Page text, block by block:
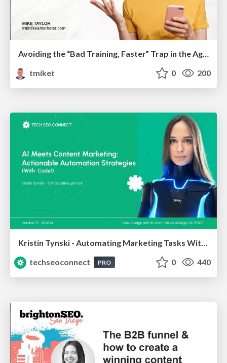
Avoiding the “Bad Training, Faster” Trap in the Age of AI
tmiket
0 200
techseoconnect
PRO 0 440